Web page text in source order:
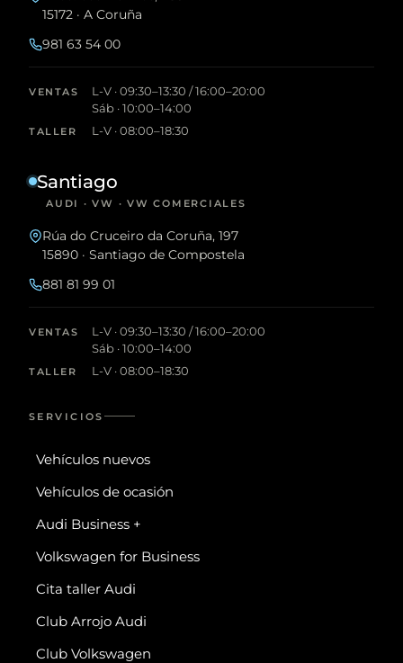
15172 · A Coruña
981 63 54 00
VENTAS
L-V · 09:30–13:30 / 16:00–20:00
Sáb · 10:00–14:00
TALLER L-V · 08:00–18:30
Santiago
AUDI · VW · VW COMERCIALES
Rúa do Cruceiro da Coruña, 197
15890 · Santiago de Compostela
881 81 99 01
VENTAS
L-V · 09:30–13:30 / 16:00–20:00
Sáb · 10:00–14:00
TALLER L-V · 08:00–18:30
SERVICIOS
Vehículos nuevos
Vehículos de ocasión
Audi Business +
Volkswagen for Business
Cita taller Audi
Club Arrojo Audi
Club Volkswagen